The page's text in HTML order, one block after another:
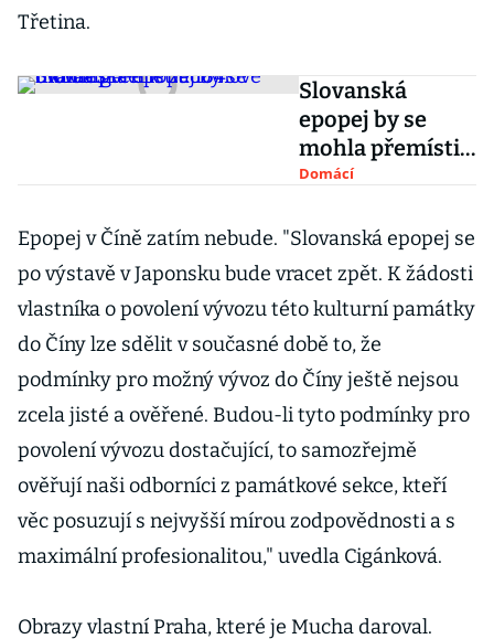
Třetina.
Slovanská
epopej by se
mohla přemístit
do nové oválné
milionů
Domácí
Epopej v Číně zatím nebude. "Slovanská epopej se
po výstavě v Japonsku bude vracet zpět. K žádosti
vlastníka o povolení vývozu této kulturní památky
do Číny lze sdělit v současné době to, že
podmínky pro možný vývoz do Číny ještě nejsou
zcela jisté a ověřené. Budou-li tyto podmínky pro
povolení vývozu dostačující, to samozřejmě
ověřují naši odborníci z památkové sekce, kteří
věc posuzují s nejvyšší mírou zodpovědnosti a s
maximální profesionalitou," uvedla Cigánková.
Obrazy vlastní Praha, které je Mucha daroval.